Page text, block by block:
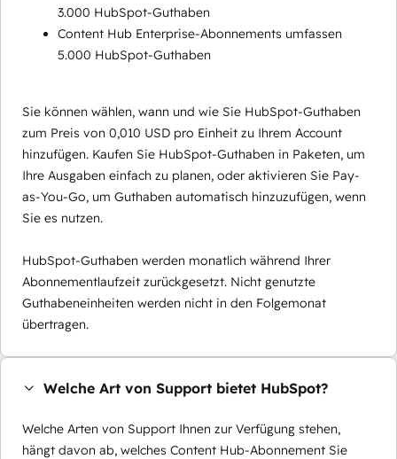
3.000 HubSpot-Guthaben
Content Hub Enterprise-Abonnements umfassen
5.000 HubSpot-Guthaben
Sie können wählen, wann und wie Sie HubSpot-Guthaben
zum Preis von 0,010 USD pro Einheit zu Ihrem Account
hinzufügen. Kaufen Sie HubSpot-Guthaben in Paketen, um
Ihre Ausgaben einfach zu planen, oder aktivieren Sie Pay-
as-You-Go, um Guthaben automatisch hinzuzufügen, wenn
Sie es nutzen.
HubSpot-Guthaben werden monatlich während Ihrer
Abonnementlaufzeit zurückgesetzt. Nicht genutzte
Guthabeneinheiten werden nicht in den Folgemonat
übertragen.
Welche Art von Support bietet HubSpot?
Welche Arten von Support Ihnen zur Verfügung stehen,
hängt davon ab, welches Content Hub-Abonnement Sie